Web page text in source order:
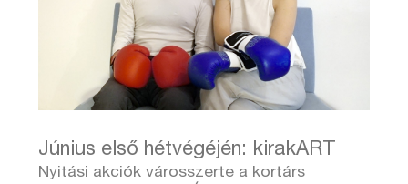
Június első hétvégéjén: kirakART
Nyitási akciók városszerte a kortárs